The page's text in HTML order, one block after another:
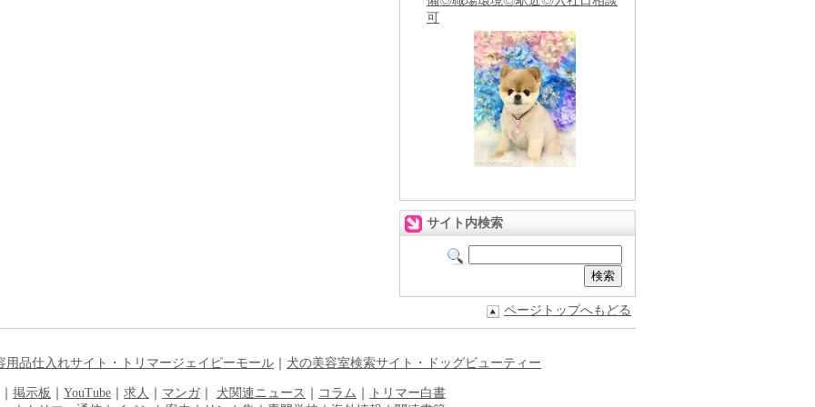
可
サイト内検索
ページトップへもどる
用品仕入れサイト・トリマージェイピーモール 犬の美容室検索サイト・ドッグビューティー
掲示板 YouTube 求人 マンガ｜ 犬関連ニュース コラム
トリマー白書